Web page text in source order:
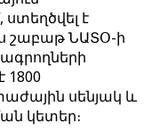
է
շաբաթ ՆԱՏՕ-ի
1800
սենյակ և
կետեր։